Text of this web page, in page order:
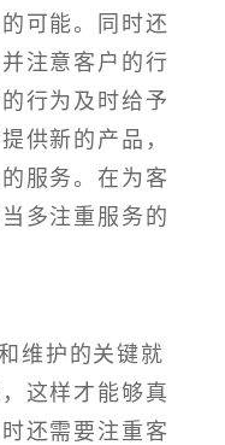
可能。同时还
注意客户的行
行为及时给予
供新的产品，
服务。在为客
多注重服务的
维护的关键就
这样才能够真
还需要注重客